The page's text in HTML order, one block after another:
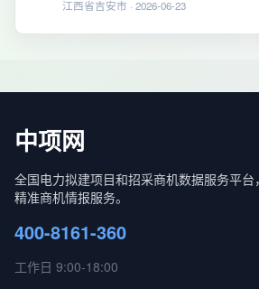
江西省吉安市 · 2026-06-23
中项网
全国电力拟建项目和招采商机数据服务平
精准商机情报服务。
400-8161-360
工作日 9:00-18:00